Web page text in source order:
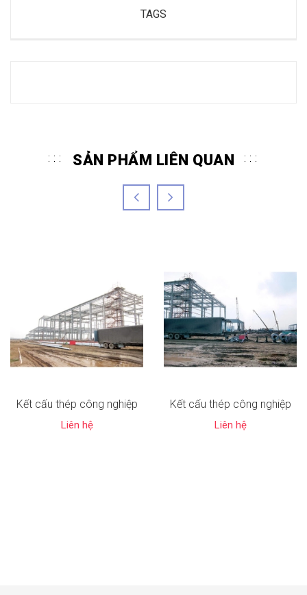
TAGS
SẢN PHẨM LIÊN QUAN
Kết cấu thép công nghiệp
Liên hệ
Kết cấu thép công nghiệp
Liên hệ